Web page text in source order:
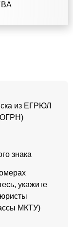
из ЕГРЮЛ
ОГРН)
знака
укажите
МКТУ)